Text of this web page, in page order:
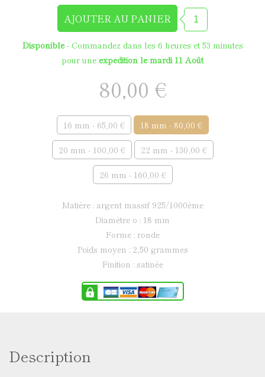
Disponible- Commandez dans les 6 heures et 53 minutes
pour une expédition le mardi 11 Août
80,00 €
16 mm - 65,00 € 18 mm - 80,00 €
20 mm - 100,00 € 22 mm - 130,00 €
26 mm - 160,00 €
matière : argent massif 925/1000ème
diamètre ø : 18 mm
forme : ronde
poids moyen : 2,50 grammes
finition : satinée
Description